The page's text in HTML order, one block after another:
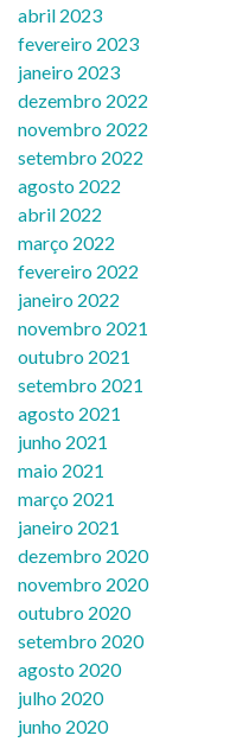
abril 2023
fevereiro 2023
janeiro 2023
dezembro 2022
novembro 2022
setembro 2022
agosto 2022
abril 2022
março 2022
fevereiro 2022
janeiro 2022
novembro 2021
outubro 2021
setembro 2021
agosto 2021
junho 2021
maio 2021
março 2021
janeiro 2021
dezembro 2020
novembro 2020
outubro 2020
setembro 2020
agosto 2020
julho 2020
junho 2020